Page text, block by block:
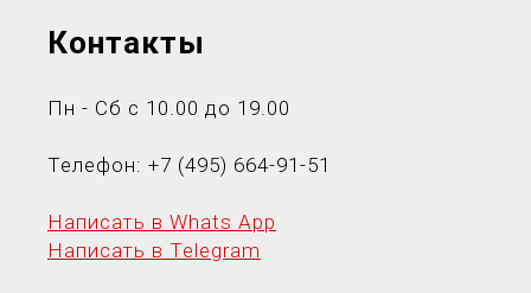
Контакты
Пн - Сб с 10.00 до 19.00
Телефон: +7 (495) 664-91-51
Написать в Whats App
Написать в Telegram